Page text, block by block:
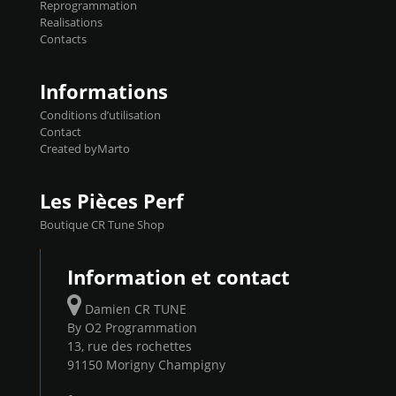
Reprog SP 98 sur le calculateur d'origine
450€ TTC Un gain d'environ 10cv et 15nm
Reprogrammation
Realisations
Contacts
Informations
Conditions d’utilisation
Contact
Created byMarto
Les Pièces Perf
Boutique CR Tune Shop
Information et contact
Damien CR TUNE
By O2 Programmation
13, rue des rochettes
91150 Morigny Champigny